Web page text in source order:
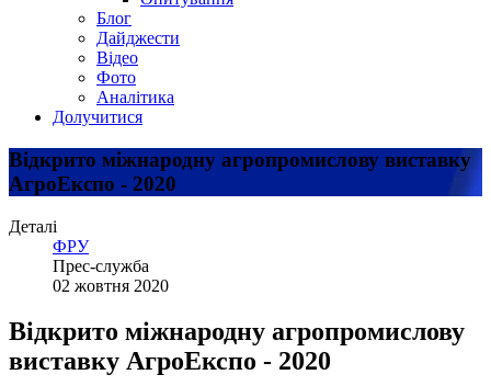
Блог
Дайджести
Відео
Фото
Аналітика
Долучитися
Відкрито міжнародну агропромислову виставку
АгроЕкспо - 2020
Деталі
ФРУ
Прес-служба
02 жовтня 2020
Відкрито міжнародну агропромислову
виставку АгроЕкспо - 2020